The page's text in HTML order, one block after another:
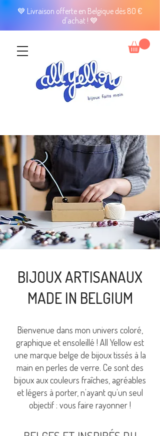
💙 Livraison offerte en Belgique dès 80 €
d'achat ! 💙
BIJOUX ARTISANAUX
MADE IN BELGIUM
Bienvenue dans mon univers coloré,
graphique et ensoleillé ! All Yellow est
une marque belge de bijoux tissés à la
main en perles de verre. Ce sont des
bijoux aux couleurs fraîches, agréables
et légers à porter, n’ayant qu’un seul
objectif : vous faire rayonner !